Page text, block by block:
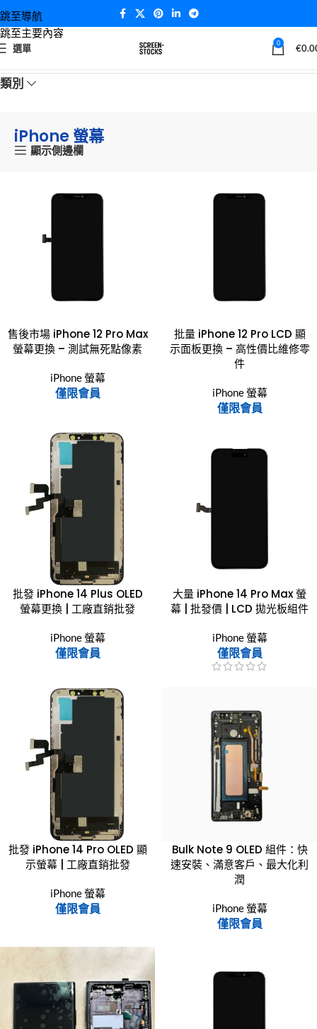
跳至導航
跳至主要內容
選單 0 €
類別
iPhone 螢幕
顯示側邊欄
售後市場 iPhone 12 Pro Max
螢幕更換 – 測試無死點像素
iPhone 螢幕
僅限會員
批量 iPhone 12 Pro LCD 顯
示面板更換 – 高性價比維修零
件
iPhone 螢幕
僅限會員
批發 iPhone 14 Plus OLED
螢幕更換 | 工廠直銷批發
iPhone 螢幕
僅限會員
大量 iPhone 14 Pro Max 螢
幕 | 批發價 | LCD 拋光板組件
iPhone 螢幕
僅限會員
批發 iPhone 14 Pro OLED 顯
示螢幕 | 工廠直銷批發
iPhone 螢幕
僅限會員
Bulk Note 9 OLED 組件：快
速安裝、滿意客戶、最大化利
潤
iPhone 螢幕
僅限會員